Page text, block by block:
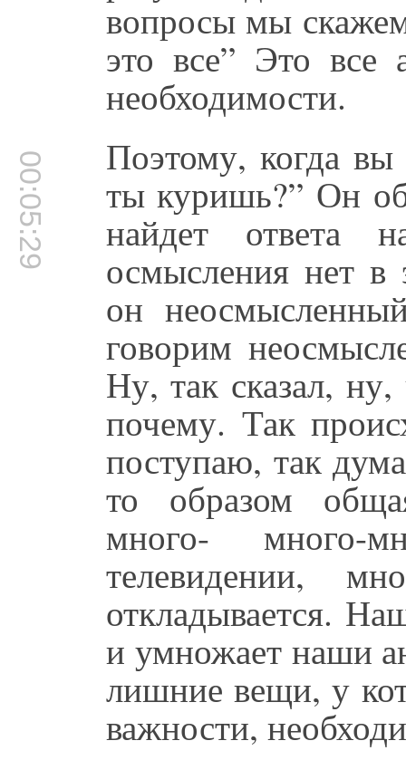
вопросы мы
это все” Это все
необходимости.
00:05:29 Поэтому, когда вы
ты куришь?” Он
найдет ответа
осмысления нет в
он
говорим
Ну, так сказал,
почему. Так
поступаю, так
то образом
много- много-
телевидении,
откладывается.
и умножает наши
лишние вещи, у
важности,